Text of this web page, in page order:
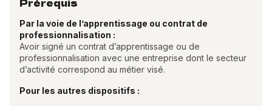
Par la voie de l’apprentissage ou contrat de
professionnalisation :
Avoir signé un contrat d’apprentissage ou de
professionnalisation avec une entreprise dont le secteur
d’activité correspond au métier visé.
Pour les autres dispositifs :